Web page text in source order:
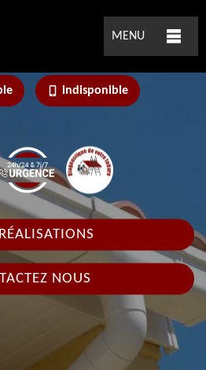
MENU
indisponible
NOUS